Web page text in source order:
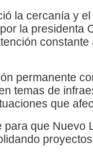
la cercanía y
la presidenta
permanente
temas de
que
para que Nuevo